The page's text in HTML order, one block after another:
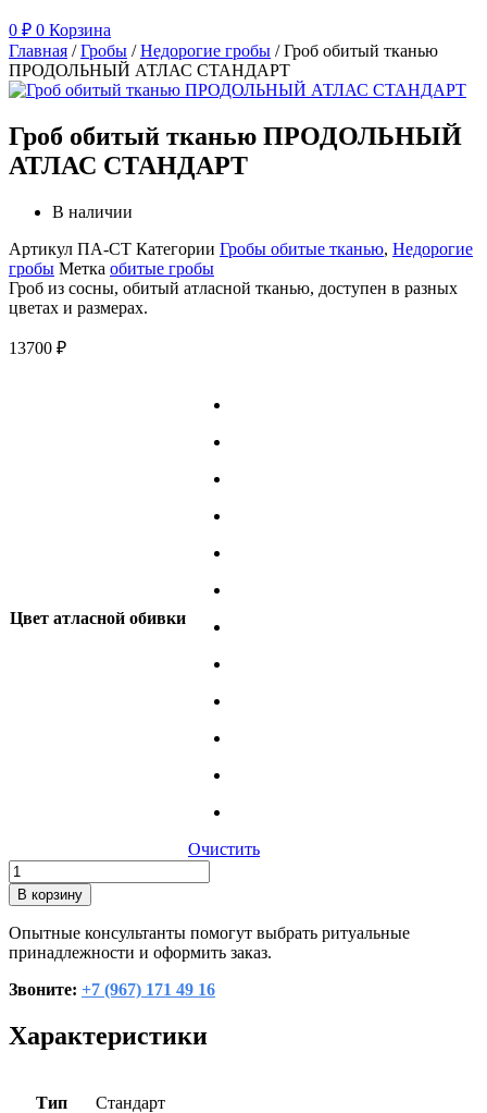
0 ₽ 0 Корзина
Главная /Гробы /Недорогие гробы / Гроб обитый тканью
ПРОДОЛЬНЫЙ АТЛАС СТАНДАРТ
Гроб обитый тканью ПРОДОЛЬНЫЙ
АТЛАС СТАНДАРТ
В наличии
Артикул ПА-СТ Категории Гробы обитые тканью, Недорогие
гробы Метка обитые гробы
Гроб из сосны, обитый атласной тканью, доступен в разных
цветах и размерах.
13700 ₽
Цвет атласной обивки
Очистить
Количество
товара
Гроб
обитый
тканью
ПРОДОЛЬНЫЙ
АТЛАС
В корзину
Опытные консультанты помогут выбрать ритуальные
принадлежности и оформить заказ.
Звоните: +7 (967) 171 49 16
Характеристики
Тип Cтандарт